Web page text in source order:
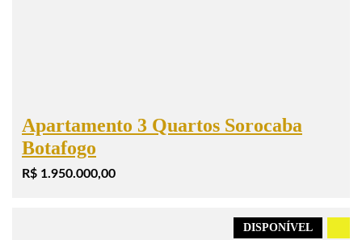
Apartamento 3 Quartos Sorocaba
Botafogo
R$ 1.950.000,00
DISPONÍVEL